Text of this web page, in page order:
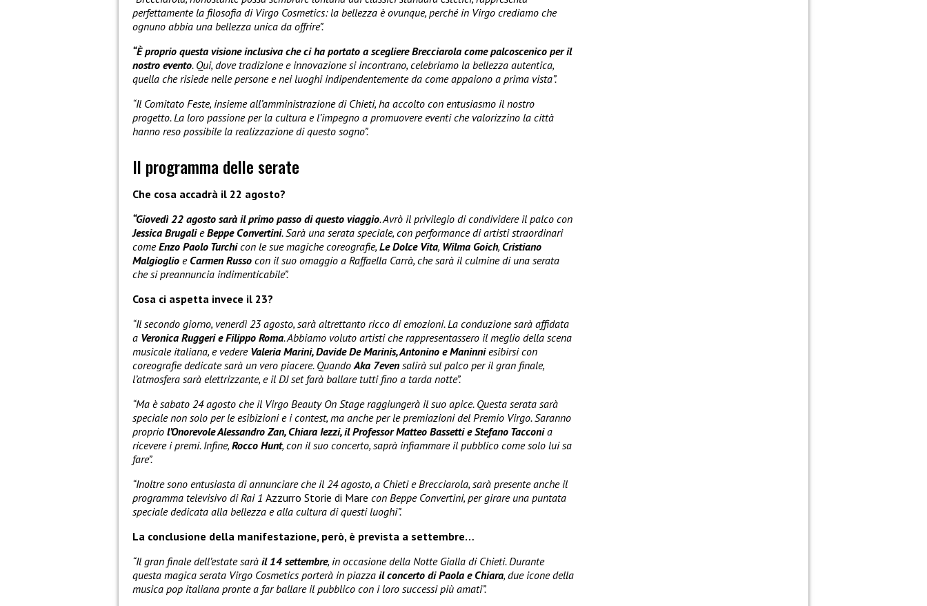
perfettamente la filosofia di Virgo Cosmetics: la bellezza è ovunque, perché in Virgo crediamo che
ognuno abbia una bellezza unica da offrire”.
“È proprio questa visione inclusiva che ci ha portato a scegliere Brecciarola come palcoscenico per il
nostro evento. Qui, dove tradizione e innovazione si incontrano, celebriamo la bellezza autentica,
quella che risiede nelle persone e nei luoghi indipendentemente da come appaiono a prima vista”.
“Il Comitato Feste, insieme all’amministrazione di Chieti, ha accolto con entusiasmo il nostro
progetto. La loro passione per la cultura e l’impegno a promuovere eventi che valorizzino la città
hanno reso possibile la realizzazione di questo sogno”.
Il programma delle serate
Che cosa accadrà il 22 agosto?
“Giovedì 22 agosto sarà il primo passo di questo viaggio. Avrò il privilegio di condividere il palco con
Jessica BrugalieBeppe Convertini. Sarà una serata speciale, con performance di artisti straordinari
comeEnzo Paolo Turchicon le sue magiche coreografie, Le Dolce Vita, Wilma Goich, Cristiano
Malgioglio e Carmen Russo con il suo omaggio a Raffaella Carrà, che sarà il culmine di una serata
che si preannuncia indimenticabile”.
Cosa ci aspetta invece il 23?
“Il secondo giorno, venerdì 23 agosto, sarà altrettanto ricco di emozioni. La conduzione sarà affidata
a Veronica Ruggeri e Filippo Roma. Abbiamo voluto artisti che rappresentassero il meglio della scena
musicale italiana, e vedere Valeria Marini, Davide De Marinis, Antonino e Maninniesibirsi con
coreografie dedicate sarà un vero piacere. QuandoAka 7even salirà sul palco per il gran finale,
l’atmosfera sarà elettrizzante, e il DJ set farà ballare tutti fino a tarda notte”.
“Ma è sabato 24 agosto che il Virgo Beauty On Stage raggiungerà il suo apice. Questa serata sarà
speciale non solo per le esibizioni e i contest, ma anche per le premiazioni del Premio Virgo. Saranno
proprio l’Onorevole Alessandro Zan, Chiara Iezzi, il Professor Matteo Bassetti e Stefano Tacconia
ricevere i premi. Infine, Rocco Hunt, con il suo concerto, saprà infiammare il pubblico come solo lui sa
fare”.
“Inoltre sono entusiasta di annunciare che il 24 agosto, a Chieti e Brecciarola, sarà presente anche il
programma televisivo di Rai 1 Azzurro Storie di Mare con Beppe Convertini, per girare una puntata
speciale dedicata alla bellezza e alla cultura di questi luoghi”.
La conclusione della manifestazione, però, è prevista a settembre…
“Il gran finale dell’estate sarà il 14 settembre, in occasione della Notte Gialla di Chieti. Durante
questa magica serata Virgo Cosmetics porterà in piazza il concerto di Paola e Chiara, due icone della
musica pop italiana pronte a far ballare il pubblico con i loro successi più amati”.